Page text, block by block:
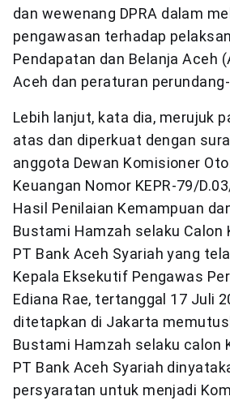
dan wewenang DPRA dalam
pengawasan terhadap
Pendapatan dan Belanja Aceh
Aceh dan peraturan
Lebih lanjut, kata dia, merujuk
atas dan diperkuat dengan
anggota Dewan Komisioner
Keuangan Nomor KEPR-79/
Hasil Penilaian Kemampuan
Bustami Hamzah selaku Calon
PT Bank Aceh Syariah yang
Kepala Eksekutif Pengawas
Ediana Rae, tertanggal 17 Juli
ditetapkan di Jakarta
Bustami Hamzah selaku calon
PT Bank Aceh Syariah
persyaratan untuk menjadi